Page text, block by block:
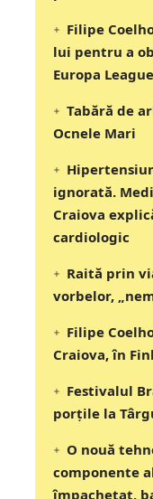
Filipe
lui pentru a
Europa
Tabără de
Ocnele Mari
ignorată.
Craiova
cardiologic
Raită prin
vorbelor,
Filipe
Craiova, în
Festivalul
porțile la
O nouă
componente
împachetat,